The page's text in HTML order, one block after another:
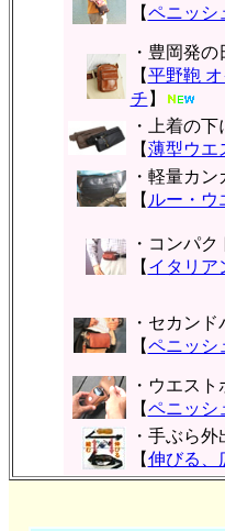
【ペニッシ
・豊岡発の
【平野鞄
チ 】
・上着の
【薄型ウエ
・軽量カ
【 ルー・ウ
・コンパ
【 イタリア
・セカン
【ペニッシ
・ウエス
【ペニッシ
・手ぶら
【伸びる、